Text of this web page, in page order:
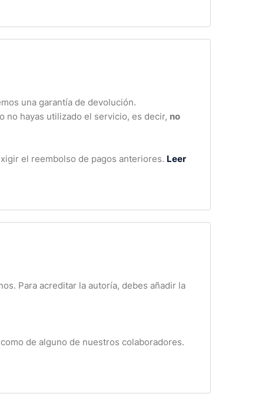
una garantía de devolución.
no hayas utilizado el servicio, es decir, no
el reembolso de pagos anteriores. Leer
Para acreditar la autoría, debes añadir la
de alguno de nuestros colaboradores.